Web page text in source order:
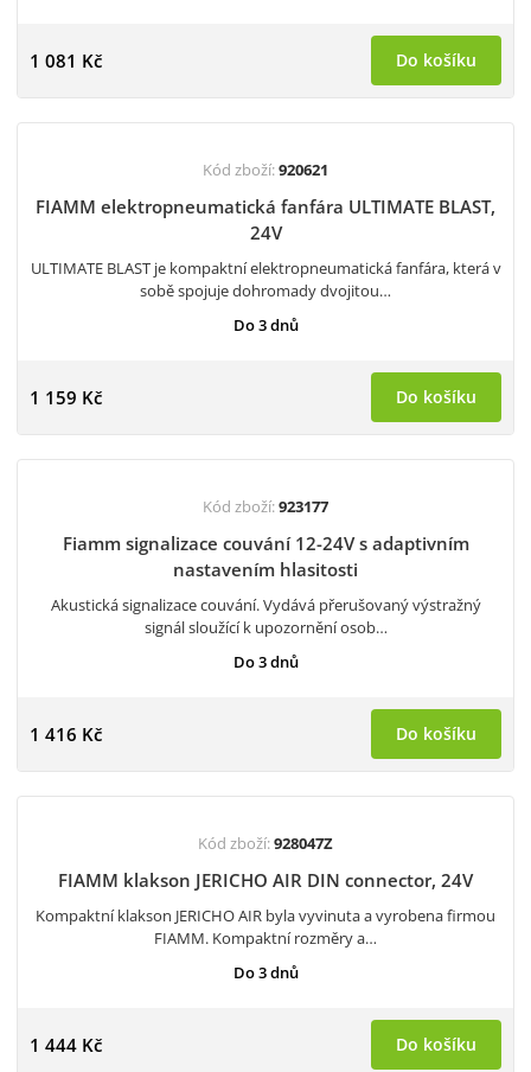
1 081 Kč Do košíku
Kód zboží:920621
FIAMM elektropneumatická fanfára ULTIMATE BLAST,
24V
ULTIMATE BLAST je kompaktní elektropneumatická fanfára, která v
sobě spojuje dohromady dvojitou…
Do 3 dnů
1 159 Kč Do košíku
Kód zboží:923177
Fiamm signalizace couvání 12-24V s adaptivním
nastavením hlasitosti
Akustická signalizace couvání. Vydává přerušovaný výstražný
signál sloužící k upozornění osob…
Do 3 dnů
1 416 Kč Do košíku
Kód zboží:928047Z
FIAMM klakson JERICHO AIR DIN connector, 24V
Kompaktní klakson JERICHO AIR byla vyvinuta a vyrobena firmou
FIAMM. Kompaktní rozměry a…
Do 3 dnů
1 444 Kč Do košíku